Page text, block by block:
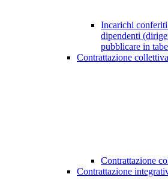
Incarichi
dipendenti
pubblicare in
Contrattazione collettiva
Contrattazione
Contrattazione